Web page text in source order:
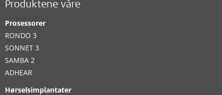
Produktene våre
Prosessorer
RONDO 3
SONNET 3
SAMBA 2
ADHEAR
Hørselsimplantater